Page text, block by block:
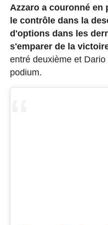
Azzaro a couronné
le contrôle dans la
d'options dans les
s'emparer de la
entré deuxième et
podium.